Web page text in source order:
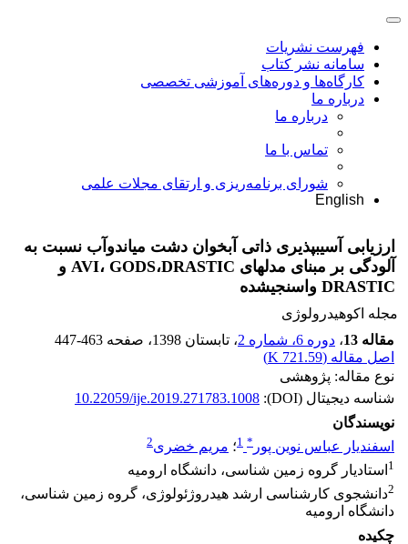
فهرست نشریات
سامانه نشر کتاب
کارگاه‌ها و دوره‌های آموزشی تخصصی
درباره ما
درباره ما
تماس با ما
شورای برنامه‌ریزی و ارتقای مجلات علمی
English
ارزیابی آسیب‏پذیری ذاتی آبخوان دشت میاندوآب نسبت به
آلودگی بر مبنای مدل‏های AVI، GODS،DRASTIC و
DRASTIC واسنجی‏شده
مجله اکوهیدرولوژی
مقاله 13
، دوره 6، شماره 2 ، تابستان 1398 ، صفحه 447-463
اصل مقاله (721.59 K
)
نوع مقاله: پژوهشی
شناسه دیجیتال (DOI):
10.22059/ije.2019.271783.1008
نویسندگان
اسفندیار عباس نوین پور *
1؛ مریم خضری2
1 استادیار گروه زمین‏ شناسی، دانشگاه ارومیه‌
2دانشجوی کارشناسی ارشد هیدروژئولوژی، گروه زمین‏ شناسی،
دانشگاه ارومیه
چکیده